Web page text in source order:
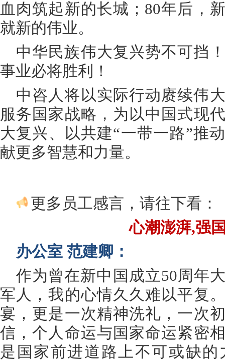
血肉筑起新的长城；80年后，
就新的伟业。
中华民族伟大复兴势不可挡
事业必将胜利！
中咨人将以实际行动赓续伟
服务国家战略，为以中国式现
大复兴、以共建“一带一路”推
献更多智慧和力量。
更多员工感言，请往下看：
心潮澎湃,强
办公室 范建卿：
作为曾在新中国成立50周年
军人，我的心情久久难以平复
宴，更是一次精神洗礼，一次
信，个人命运与国家命运紧密
是国家前进道路上不可或缺